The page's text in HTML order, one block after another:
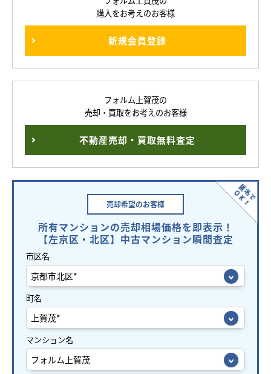
購入をお考えのお客様
新規会員登録
フォルム上賀茂の
売却・買取をお考えのお客様
不動産売却・買取無料査定
売却希望のお客様
所有マンションの売却相場価格を即表示！
【左京区・北区】中古マンション瞬間査定
市区名
町名
マンション名